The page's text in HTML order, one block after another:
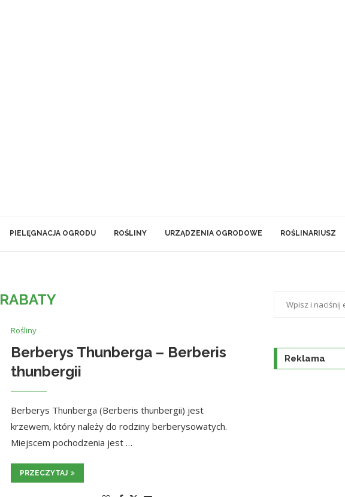
PIELĘGNACJA OGRODU ROŚLINY URZĄDZENIA OGRODOWE ROŚLINARIUSZ
RABATY
Rośliny
Berberys Thunberga – Berberis
thunbergii
Berberys Thunberga (Berberis thunbergii) jest
krzewem, który należy do rodziny berberysowatych.
Miejscem pochodzenia jest …
PRZECZYTAJ
Reklama